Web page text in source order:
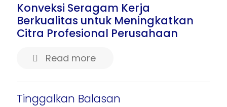
Konveksi Seragam Kerja
Berkualitas untuk Meningkatkan
Citra Profesional Perusahaan
Read more
Tinggalkan Balasan